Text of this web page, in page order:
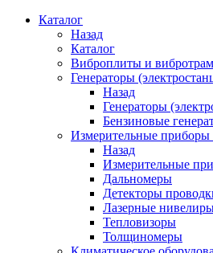
Каталог
Назад
Каталог
Виброплиты и
Генераторы
Назад
Генераторы
Бензиновые
Измерительные
Назад
Измерительные
Дальномеры
Детекторы
Лазерные
Тепловизоры
Толщиномеры